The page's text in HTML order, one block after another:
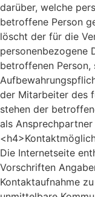
darüber, welche
betroffene Person
löscht der für die
personenbezogene
betroffenen
der Mitarbeiter des
stehen der
als
Die Internetseite
Vorschriften
Kontaktaufnahme